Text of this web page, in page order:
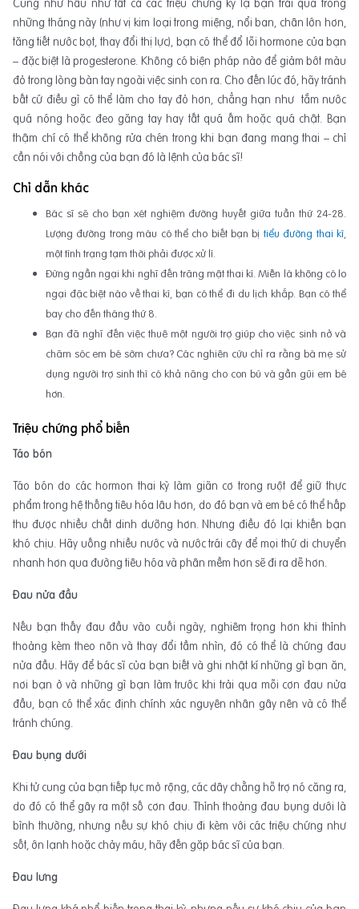
những tháng này (như vị kim loại trong miệng, nổi ban, chân lớn hơn,
tăng tiết nước bọt, thay đổi thị lực), bạn có thể đổ lỗi hormone của bạn
– đặc biệt là progesterone. Không có biện pháp nào để giảm bớt màu
đỏ trong lòng bàn tay ngoài việc sinh con ra. Cho đến lúc đó, hãy tránh
bất cứ điều gì có thể làm cho tay đỏ hơn, chẳng hạn như tắm nước
quá nóng hoặc đeo găng tay hay tất quá ấm hoặc quá chật. Bạn
thậm chí có thể không rửa chén trong khi bạn đang mang thai – chỉ
cần nói với chồng của bạn đó là lệnh của bác sĩ!
Chỉ dẫn khác
Bác sĩ sẽ cho bạn xét nghiệm đường huyết giữa tuần thứ 24-28.
Lượng đường trong máu có thể cho biết bạn bị tiểu đường thai kì,
một tình trạng tạm thời phải được xử lí.
Đừng ngần ngại khi nghĩ đến trăng mật thai kì. Miễn là không có lo
ngại đặc biệt nào về thai kì, bạn có thể đi du lịch khắp. Bạn có thể
bay cho đến tháng thứ 8.
Bạn đã nghĩ đến việc thuê một người trợ giúp cho việc sinh nở và
chăm sóc em bé sớm chưa? Các nghiên cứu chỉ ra rằng bà mẹ sử
dụng người trợ sinh thì có khả năng cho con bú và gần gũi em bé
hơn.
Triệu chứng phổ biến
Táo bón
Táo bón do các hormon thai kỳ làm giãn cơ trong ruột để giữ thực
phẩm trong hệ thống tiêu hóa lâu hơn, do đó bạn và em bé có thể hấp
thu được nhiều chất dinh dưỡng hơn. Nhưng điều đó lại khiến bạn
khó chịu. Hãy uống nhiều nước và nước trái cây để mọi thứ di chuyển
nhanh hơn qua đường tiêu hóa và phân mềm hơn sẽ đi ra dễ hơn.
Đau nửa đầu
Nếu bạn thấy đau đầu vào cuối ngày, nghiêm trọng hơn khi thỉnh
thoảng kèm theo nôn và thay đổi tầm nhìn, đó có thể là chứng đau
nửa đầu. Hãy để bác sĩ của bạn biết và ghi nhật kí những gì bạn ăn,
nơi bạn ở và những gì bạn làm trước khi trải qua mỗi cơn đau nửa
đầu, bạn có thể xác định chính xác nguyên nhân gây nên và có thể
tránh chúng.
Đau bụng dưới
Khi tử cung của bạn tiếp tục mở rộng, các dây chằng hỗ trợ nó căng ra,
do đó có thể gây ra một số cơn đau. Thỉnh thoảng đau bụng dưới là
bình thường, nhưng nếu sự khó chịu đi kèm với các triệu chứng như
sốt, ớn lạnh hoặc chảy máu, hãy đến gặp bác sĩ của bạn.
Đau lưng